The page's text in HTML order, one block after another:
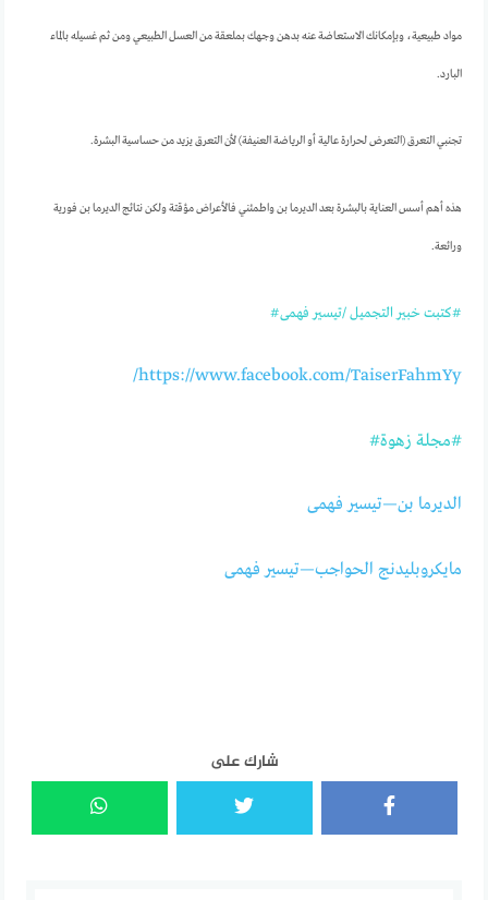
مواد طبيعية، وبإمكانك الاستعاضة عنه بدهن وجهك بملعقة من العسل الطبيعي ومن ثم غسيله بالماء
البارد.
تجنبي التعرق (التعرض لحرارة عالية أو الرياضة العنيفة) لأن التعرق يزيد من حساسية البشرة.
هذه أهم أسس العناية بالبشرة بعد الديرما بن واطمئني فالأعراض مؤقتة ولكن نتائج الديرما بن فورية
ورائعة.
#كتبت خبير التجميل /تيسير فهمى#
https://www.facebook.com/TaiserFahmYy/
#مجلة زهوة#
الديرما بن—تيسير فهمى
مايكروبليدنج الحواجب—تيسير فهمى
شارك على